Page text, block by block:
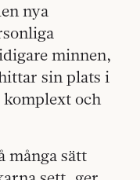
nya
minnen,
sin plats i
och
många sätt